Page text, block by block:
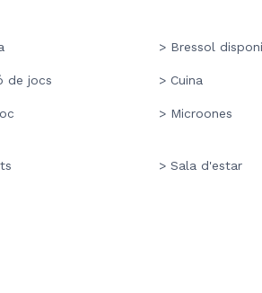
> Bressol
de jocs > Cuina
> Microones
> Sala d'estar